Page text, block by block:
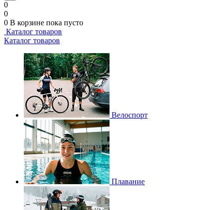
0
0
0 В корзине пока пусто
Каталог товаров
Каталог товаров
Велоспорт
Плавание